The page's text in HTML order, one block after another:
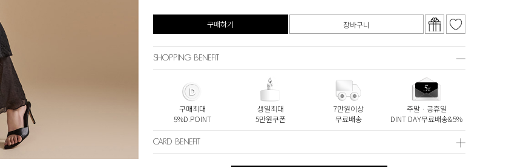
구매하기 장바구니
SHOPPING BENEFIT
구매최대
5%D.POINT
생일최대
5만원쿠폰
7만원이상
무료배송
주말ㆍ공휴일
DINT DAY무료배송&5%
CARD BENEFIT